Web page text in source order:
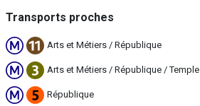
Transports proches
Arts et Métiers / République
Arts et Métiers / République / Temple
République